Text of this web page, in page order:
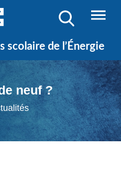
scolaire de l’Énergie
neuf ?